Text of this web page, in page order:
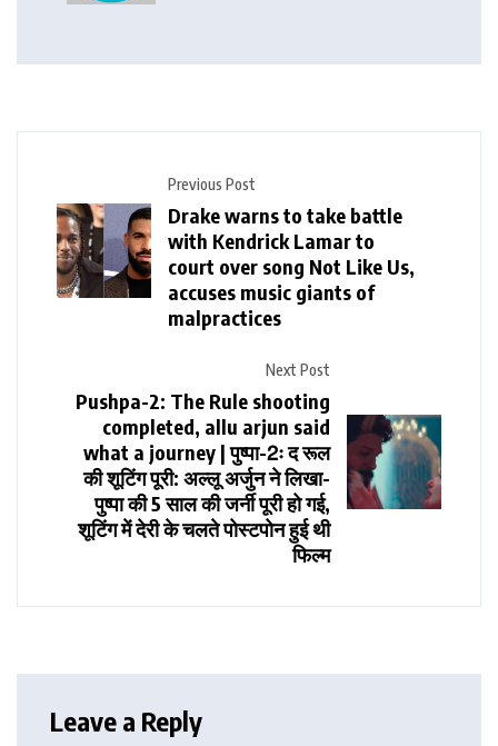
Previous Post
Drake warns to take battle
with Kendrick Lamar to
court over song Not Like Us,
accuses music giants of
malpractices
Next Post
Pushpa-2: The Rule shooting
completed, allu arjun said
what a journey | पुष्पा-2ः द रूल
की शूटिंग पूरी: ​​​​​​​अल्लू अर्जुन ने लिखा-
पुष्पा की 5 साल की जर्नी पूरी हो गई,
शूटिंग में देरी के चलते पोस्टपोन हुई थी
फिल्म
Leave a Reply